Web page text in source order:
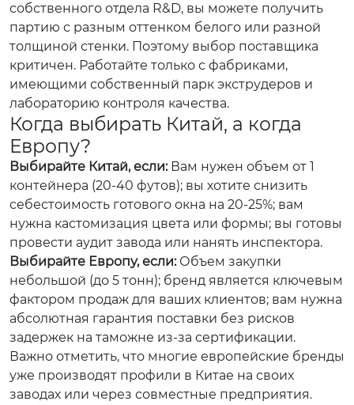
собственного отдела R&D, вы можете получить
партию с разным оттенком белого или разной
толщиной стенки. Поэтому выбор поставщика
критичен. Работайте только с фабриками,
имеющими собственный парк экструдеров и
лабораторию контроля качества.
Когда выбирать Китай, а когда
Европу?
Выбирайте Китай, если:Вам нужен объем от 1
контейнера (20-40 футов); вы хотите снизить
себестоимость готового окна на 20-25%; вам
нужна кастомизация цвета или формы; вы готовы
провести аудит завода или нанять инспектора.
Выбирайте Европу, если:Объем закупки
небольшой (до 5 тонн); бренд является ключевым
фактором продаж для ваших клиентов; вам нужна
абсолютная гарантия поставки без рисков
задержек на таможне из-за сертификации.
Важно отметить, что многие европейские бренды
уже производят профили в Китае на своих
заводах или через совместные предприятия.